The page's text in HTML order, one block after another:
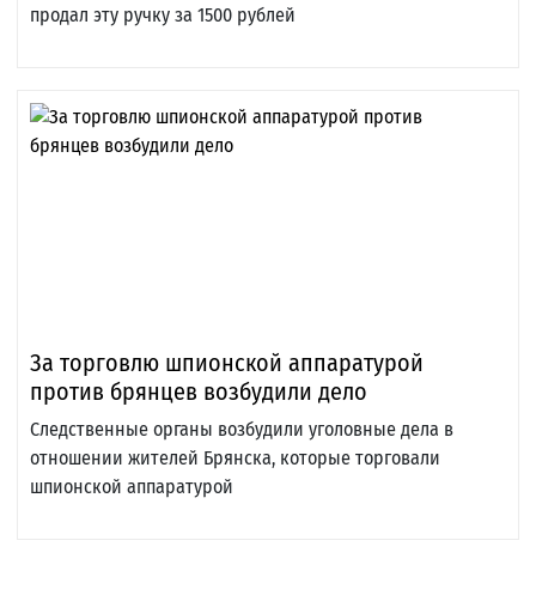
продал эту ручку за 1500 рублей
За торговлю шпионской аппаратурой
против брянцев возбудили дело
Следственные органы возбудили уголовные дела в
отношении жителей Брянска, которые торговали
шпионской аппаратурой